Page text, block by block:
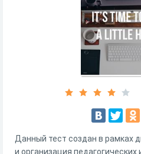
Данный тест создан в рамках
и организация